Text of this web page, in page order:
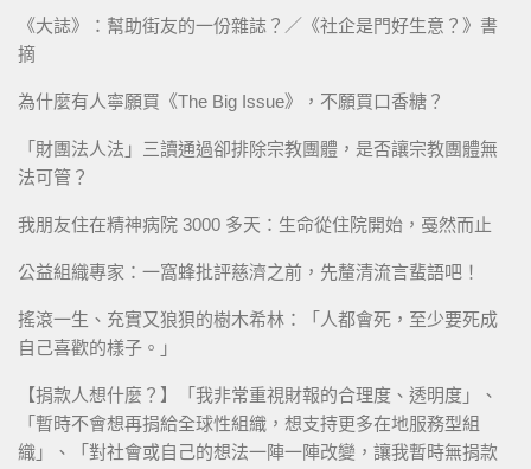
《大誌》：幫助街友的一份雜誌？／《社企是門好生意？》書
摘
為什麼有人寧願買《The Big Issue》，不願買口香糖？
「財團法人法」三讀通過卻排除宗教團體，是否讓宗教團體無
法可管？
我朋友住在精神病院 3000 多天：生命從住院開始，戞然而止
公益組織專家：一窩蜂批評慈濟之前，先釐清流言蜚語吧！
搖滾一生、充實又狼狽的樹木希林：「人都會死，至少要死成
自己喜歡的樣子。」
【捐款人想什麼？】「我非常重視財報的合理度、透明度」、
「暫時不會想再捐給全球性組織，想支持更多在地服務型組
織」、「對社會或自己的想法一陣一陣改變，讓我暫時無捐款